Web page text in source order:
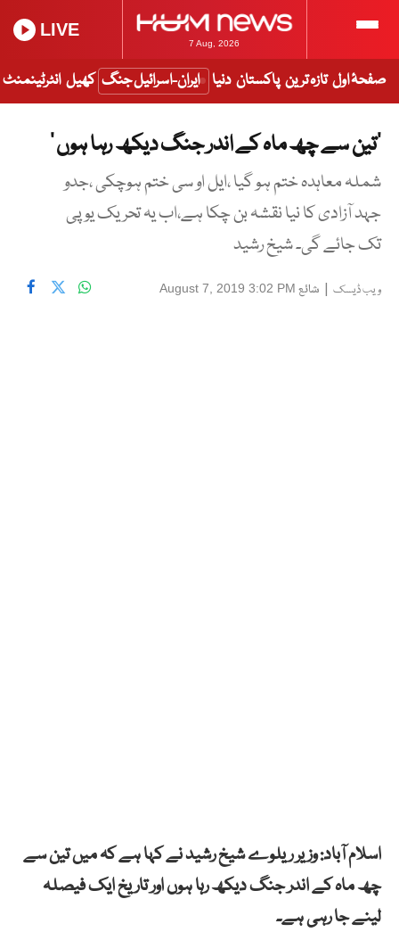
7 Aug, 2026
LIVE
صفحۂ اول تازہ ترین پاکستان دنیا ایران-اسرائیل جنگ کھیل انٹرٹینمنٹ
‘تین سے چھ ماہ کے اندر جنگ دیکھ رہا ہوں ’
شملہ معاہدہ ختم ہو گیا ،ایل او سی ختم ہوچکی ،جدو
جہد آزادی کا نیا نقشہ بن چکا ہے،اب یہ تحریک یو پی
تک جائے گی۔ شیخ رشید
ویب ڈیسک | شائع August 7, 2019 3:02 PM
اسلام آباد: وزیر ریلوے شیخ رشید نے کہا ہے کہ میں تین سے
چھ ماہ کے اندر جنگ دیکھ رہا ہوں اور تاریخ ایک فیصلہ
لینے جا رہی ہے۔